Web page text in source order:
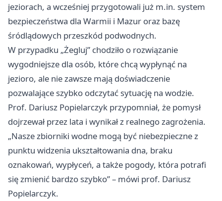
jeziorach, a wcześniej przygotowali już m.in. system
bezpieczeństwa dla Warmii i Mazur oraz bazę
śródlądowych przeszkód podwodnych.
W przypadku „Żegluj” chodziło o rozwiązanie
wygodniejsze dla osób, które chcą wypłynąć na
jezioro, ale nie zawsze mają doświadczenie
pozwalające szybko odczytać sytuację na wodzie.
Prof. Dariusz Popielarczyk przypomniał, że pomysł
dojrzewał przez lata i wynikał z realnego zagrożenia.
„Nasze zbiorniki wodne mogą być niebezpieczne z
punktu widzenia ukształtowania dna, braku
oznakowań, wypłyceń, a także pogody, która potrafi
się zmienić bardzo szybko” – mówi prof. Dariusz
Popielarczyk.